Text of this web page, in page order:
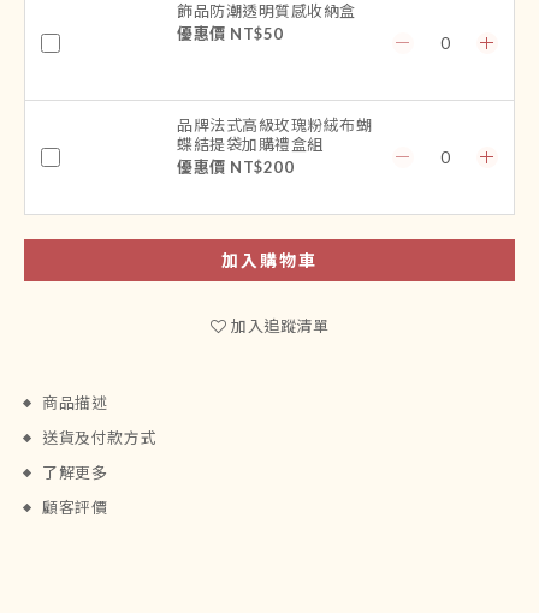
飾品防潮透明質感收納盒
優惠價 NT$50
品牌法式高級玫瑰粉絨布蝴
蝶結提袋加購禮盒組
優惠價 NT$200
加入購物車
加入追蹤清單
商品描述
送貨及付款方式
了解更多
顧客評價